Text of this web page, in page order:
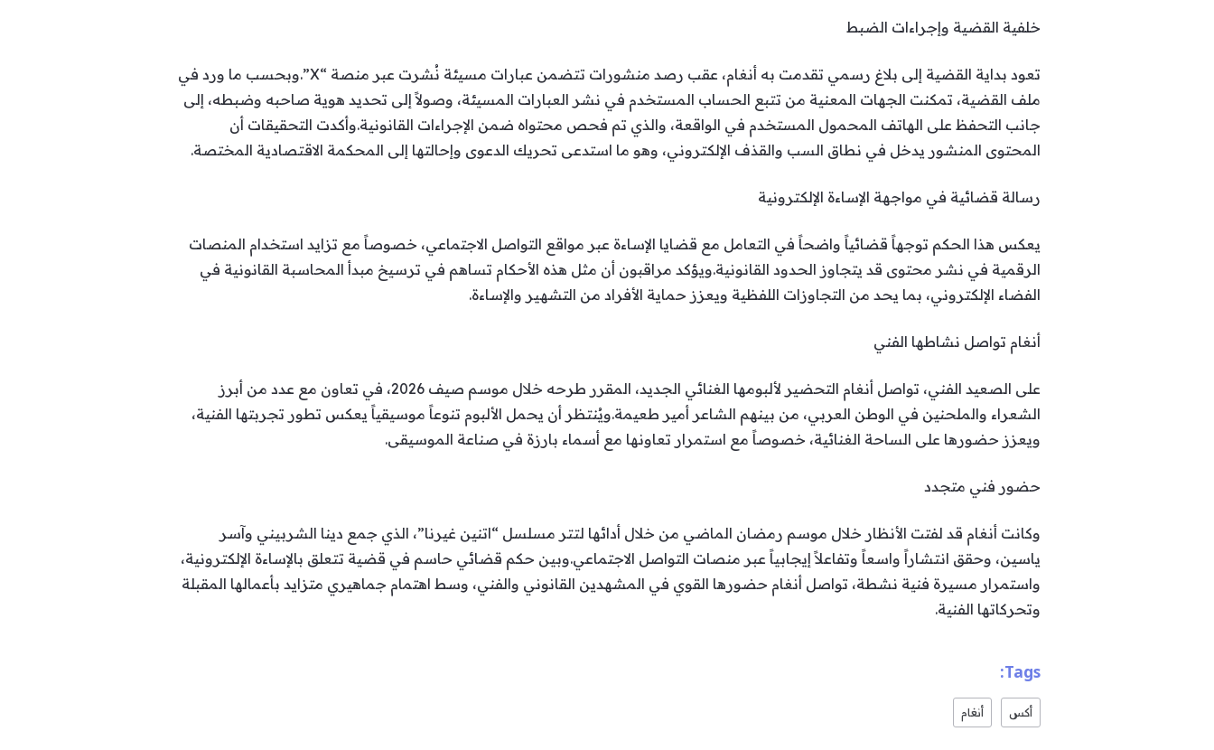
خلفية القضية وإجراءات الضبط
تعود بداية القضية إلى بلاغ رسمي تقدمت به أنغام، عقب رصد منشورات تتضمن عبارات مسيئة نُشرت عبر منصة “X”.وبحسب ما ورد في
ملف القضية، تمكنت الجهات المعنية من تتبع الحساب المستخدم في نشر العبارات المسيئة، وصولاً إلى تحديد هوية صاحبه وضبطه، إلى
جانب التحفظ على الهاتف المحمول المستخدم في الواقعة، والذي تم فحص محتواه ضمن الإجراءات القانونية.وأكدت التحقيقات أن
المحتوى المنشور يدخل في نطاق السب والقذف الإلكتروني، وهو ما استدعى تحريك الدعوى وإحالتها إلى المحكمة الاقتصادية المختصة.
رسالة قضائية في مواجهة الإساءة الإلكترونية
يعكس هذا الحكم توجهاً قضائياً واضحاً في التعامل مع قضايا الإساءة عبر مواقع التواصل الاجتماعي، خصوصاً مع تزايد استخدام المنصات
الرقمية في نشر محتوى قد يتجاوز الحدود القانونية.ويؤكد مراقبون أن مثل هذه الأحكام تساهم في ترسيخ مبدأ المحاسبة القانونية في
الفضاء الإلكتروني، بما يحد من التجاوزات اللفظية ويعزز حماية الأفراد من التشهير والإساءة.
أنغام تواصل نشاطها الفني
على الصعيد الفني، تواصل أنغام التحضير لألبومها الغنائي الجديد، المقرر طرحه خلال موسم صيف 2026، في تعاون مع عدد من أبرز
الشعراء والملحنين في الوطن العربي، من بينهم الشاعر أمير طعيمة.ويُنتظر أن يحمل الألبوم تنوعاً موسيقياً يعكس تطور تجربتها الفنية،
ويعزز حضورها على الساحة الغنائية، خصوصاً مع استمرار تعاونها مع أسماء بارزة في صناعة الموسيقى.
حضور فني متجدد
وكانت أنغام قد لفتت الأنظار خلال موسم رمضان الماضي من خلال أدائها لتتر مسلسل “اتنين غيرنا”، الذي جمع دينا الشربيني وآسر
ياسين، وحقق انتشاراً واسعاً وتفاعلاً إيجابياً عبر منصات التواصل الاجتماعي.وبين حكم قضائي حاسم في قضية تتعلق بالإساءة الإلكترونية،
واستمرار مسيرة فنية نشطة، تواصل أنغام حضورها القوي في المشهدين القانوني والفني، وسط اهتمام جماهيري متزايد بأعمالها المقبلة
وتحركاتها الفنية.
Tags:
أكس أنغام